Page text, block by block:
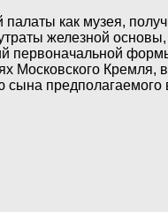
как музея,
железной
первоначальной
Московского